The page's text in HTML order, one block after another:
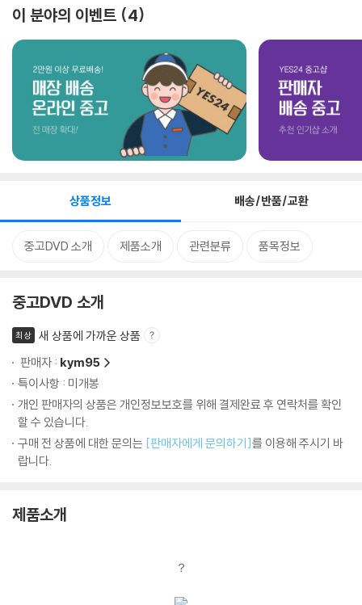
이 분야의 이벤트 4
상품정보 배송/반품/교환
중고DVD 소개 제품소개 관련분류 품목정보
중고DVD 소개
최상
새 상품에 가까운 상품
판매자 : kym95
특이사항 : 미개봉
개인 판매자의 상품은 개인정보보호를 위해 결제완료 후 연락처를 확인
할 수 있습니다.
구매 전 상품에 대한 문의는 [판매자에게 문의하기]를 이용해 주시기 바
랍니다.
제품소개
？